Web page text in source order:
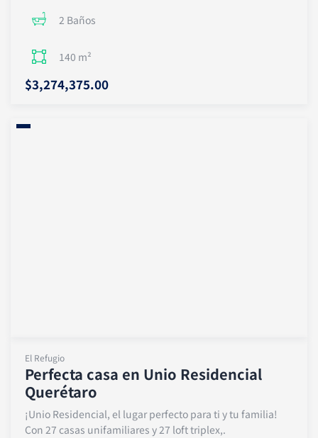
2 Baños
140 m²
$3,274,375.00
El Refugio
Perfecta casa en Unio Residencial
Querétaro
¡Unio Residencial, el lugar perfecto para ti y tu familia!
Con 27 casas unifamiliares y 27 loft triplex,.